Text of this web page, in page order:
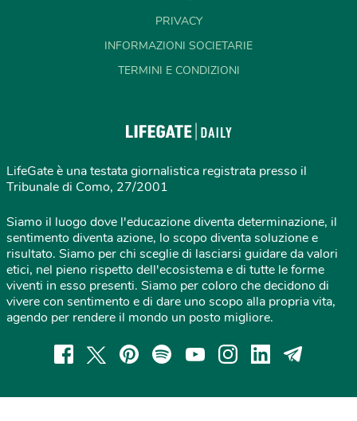
PRIVACY
INFORMAZIONI SOCIETARIE
TERMINI E CONDIZIONI
LifeGate è una testata giornalistica registrata presso il
Tribunale di Como, 27/2001
Siamo il luogo dove l'educazione diventa determinazione, il
sentimento diventa azione, lo scopo diventa soluzione e
risultato. Siamo per chi sceglie di lasciarsi guidare da valori
etici, nel pieno rispetto dell'ecosistema e di tutte le forme
viventi in esso presenti. Siamo per coloro che decidono di
vivere con sentimento e di dare uno scopo alla propria vita,
agendo per rendere il mondo un posto migliore.